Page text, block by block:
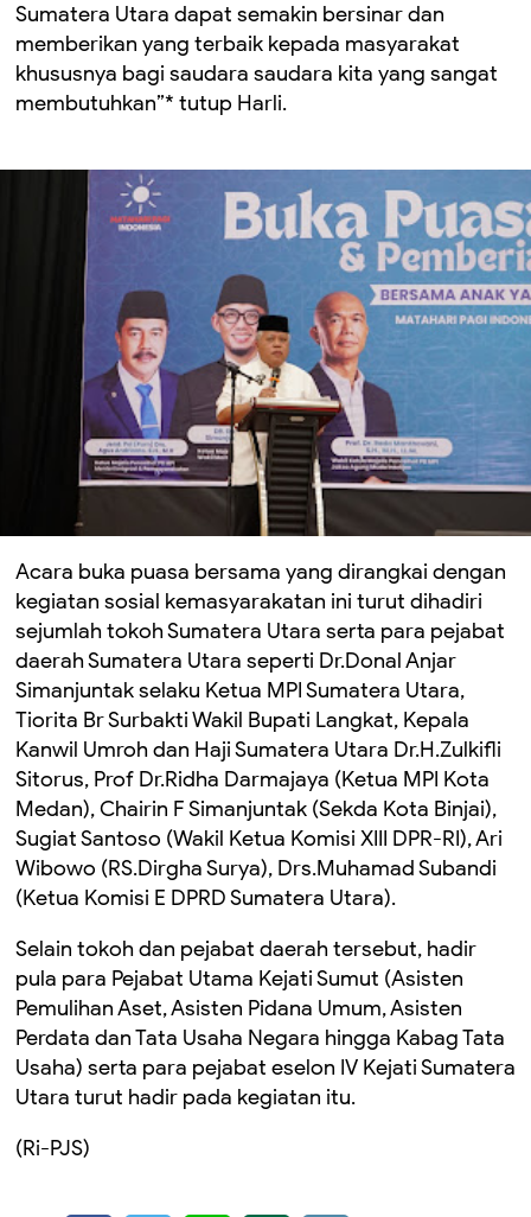
Sumatera Utara dapat semakin bersinar dan
memberikan yang terbaik kepada masyarakat
khususnya bagi saudara saudara kita yang sangat
membutuhkan”* tutup Harli.
Acara buka puasa bersama yang dirangkai dengan
kegiatan sosial kemasyarakatan ini turut dihadiri
sejumlah tokoh Sumatera Utara serta para pejabat
daerah Sumatera Utara seperti Dr.Donal Anjar
Simanjuntak selaku Ketua MPI Sumatera Utara,
Tiorita Br Surbakti Wakil Bupati Langkat, Kepala
Kanwil Umroh dan Haji Sumatera Utara Dr.H.Zulkifli
Sitorus, Prof Dr.Ridha Darmajaya (Ketua MPI Kota
Medan), Chairin F Simanjuntak (Sekda Kota Binjai),
Sugiat Santoso (Wakil Ketua Komisi XIII DPR-RI), Ari
Wibowo (RS.Dirgha Surya), Drs.Muhamad Subandi
(Ketua Komisi E DPRD Sumatera Utara).
Selain tokoh dan pejabat daerah tersebut, hadir
pula para Pejabat Utama Kejati Sumut (Asisten
Pemulihan Aset, Asisten Pidana Umum, Asisten
Perdata dan Tata Usaha Negara hingga Kabag Tata
Usaha) serta para pejabat eselon IV Kejati Sumatera
Utara turut hadir pada kegiatan itu.
(Ri-PJS)